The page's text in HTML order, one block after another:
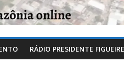
RÁDIO PRESIDENTE